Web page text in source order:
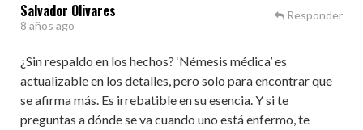
Salvador Olivares
8 años ago
¿Sin respaldo en los hechos? ‘Némesis médica’ es
actualizable en los detalles, pero solo para encontrar que
se afirma más. Es irrebatible en su esencia. Y si te
preguntas a dónde se va cuando uno está enfermo, te
Responder